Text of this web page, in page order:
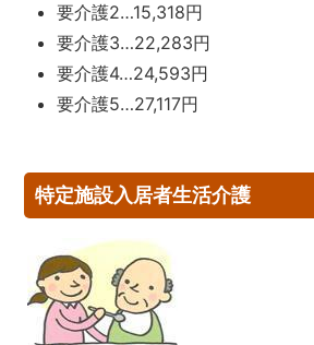
要介護2…15,318円
要介護3…22,283円
要介護4…24,593円
要介護5…27,117円
特定施設入居者生活介護